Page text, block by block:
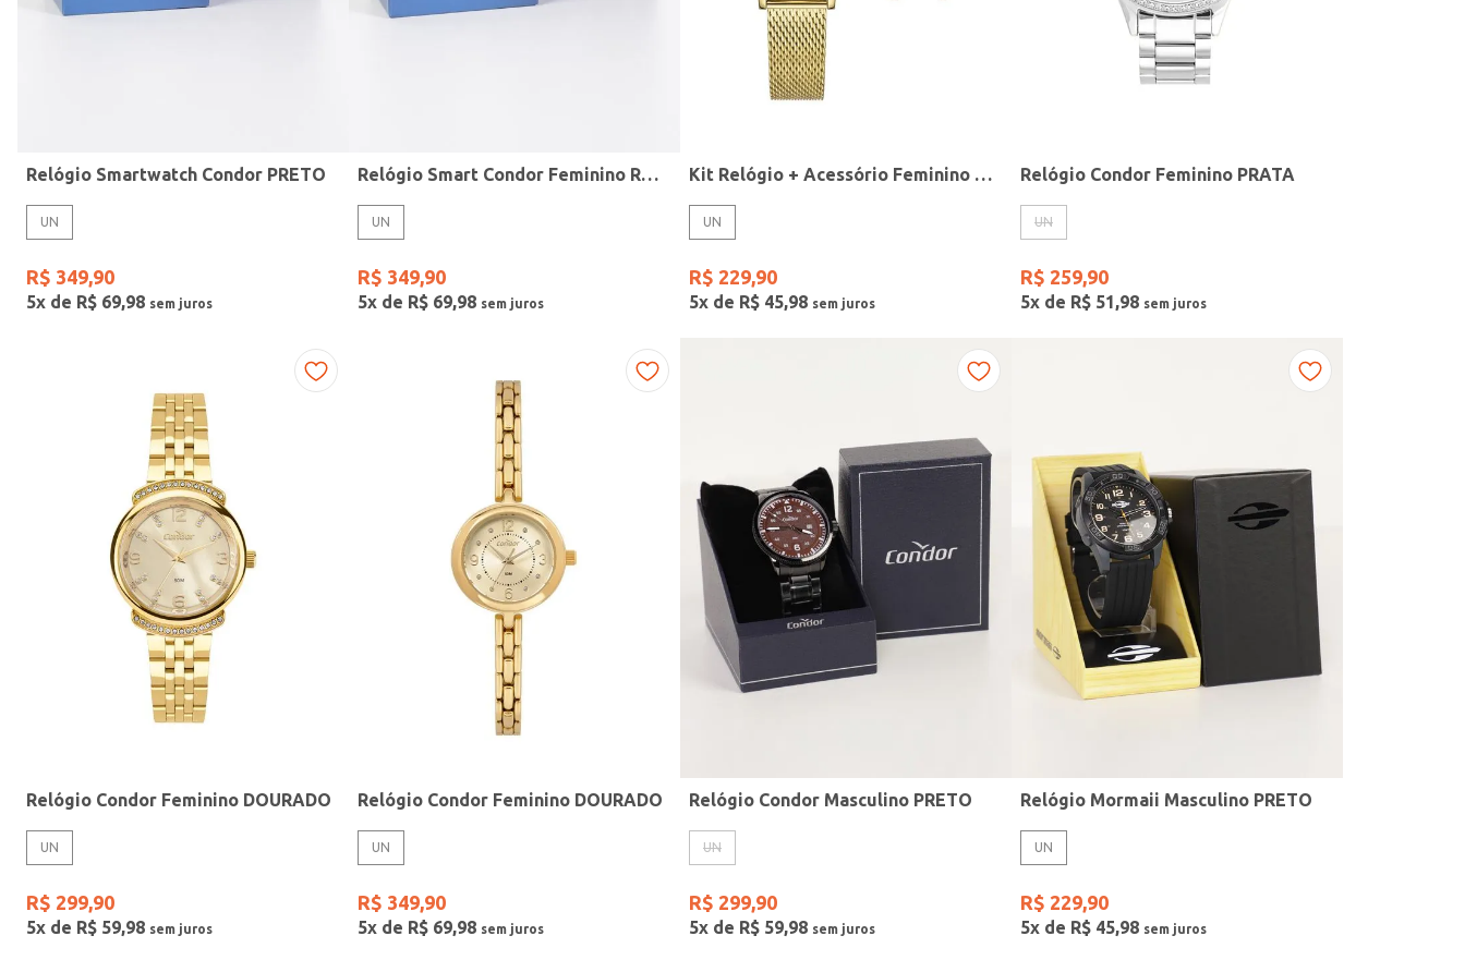
Relógio Smartwatch Condor PRETO
UN
R$ 349,90
5x de R$ 69,98
Relógio Smart Condor Feminino ROSE
UN
R$ 349,90
5x de R$ 69,98
Kit Relógio + Acessório Feminino DOURADO
UN
R$ 229,90
5x de R$ 45,98
Relógio Condor Feminino PRATA
UN
R$ 259,90
5x de R$ 51,98
Relógio Condor Feminino DOURADO
UN
R$ 299,90
5x de R$ 59,98
Relógio Condor Feminino DOURADO
UN
R$ 349,90
5x de R$ 69,98
Relógio Condor Masculino PRETO
UN
R$ 299,90
5x de R$ 59,98
Relógio Mormaii Masculino PRETO
UN
R$ 229,90
5x de R$ 45,98